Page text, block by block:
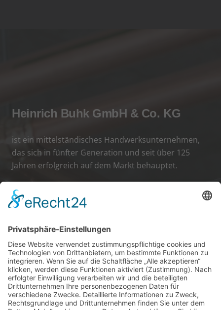
Heinrich Buhk GmbH & Co. KG
ist ein mittelständisches Handwerksunternehmen,
das sich in fünfter Generation und seit über 125
Jahren erfolgreich auf dem Markt behauptet.
Unser leistungsfähiges Team besteht zur Zeit aus
rund 70 Mitarbeitern.